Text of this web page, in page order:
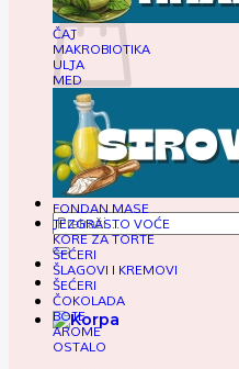
Nema proizvoda u korpi.
Način plaćanja
Pretraga
za:
ČAJ
MAKROBIOTIKA
ULJA
MED
FONDAN MASE
JEZGRASTO VOĆE
KORE ZA TORTE
ŠEĆERI
ŠLAGOVI I KREMOVI
ŠEĆERI
ČOKOLADA
BOJE
AROME
OSTALO